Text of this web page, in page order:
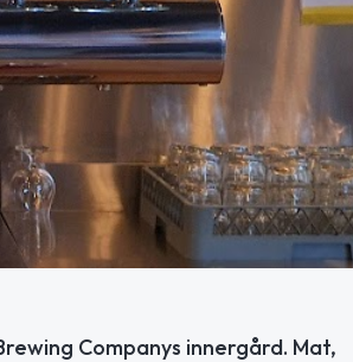
Companys innergård. Mat,